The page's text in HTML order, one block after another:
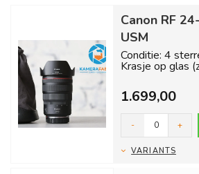
Canon RF
USM
Conditie: 4
Krasje op glas
uiteraard geen
foto's.
Ver...
1.699,00
- +
VARIANTS